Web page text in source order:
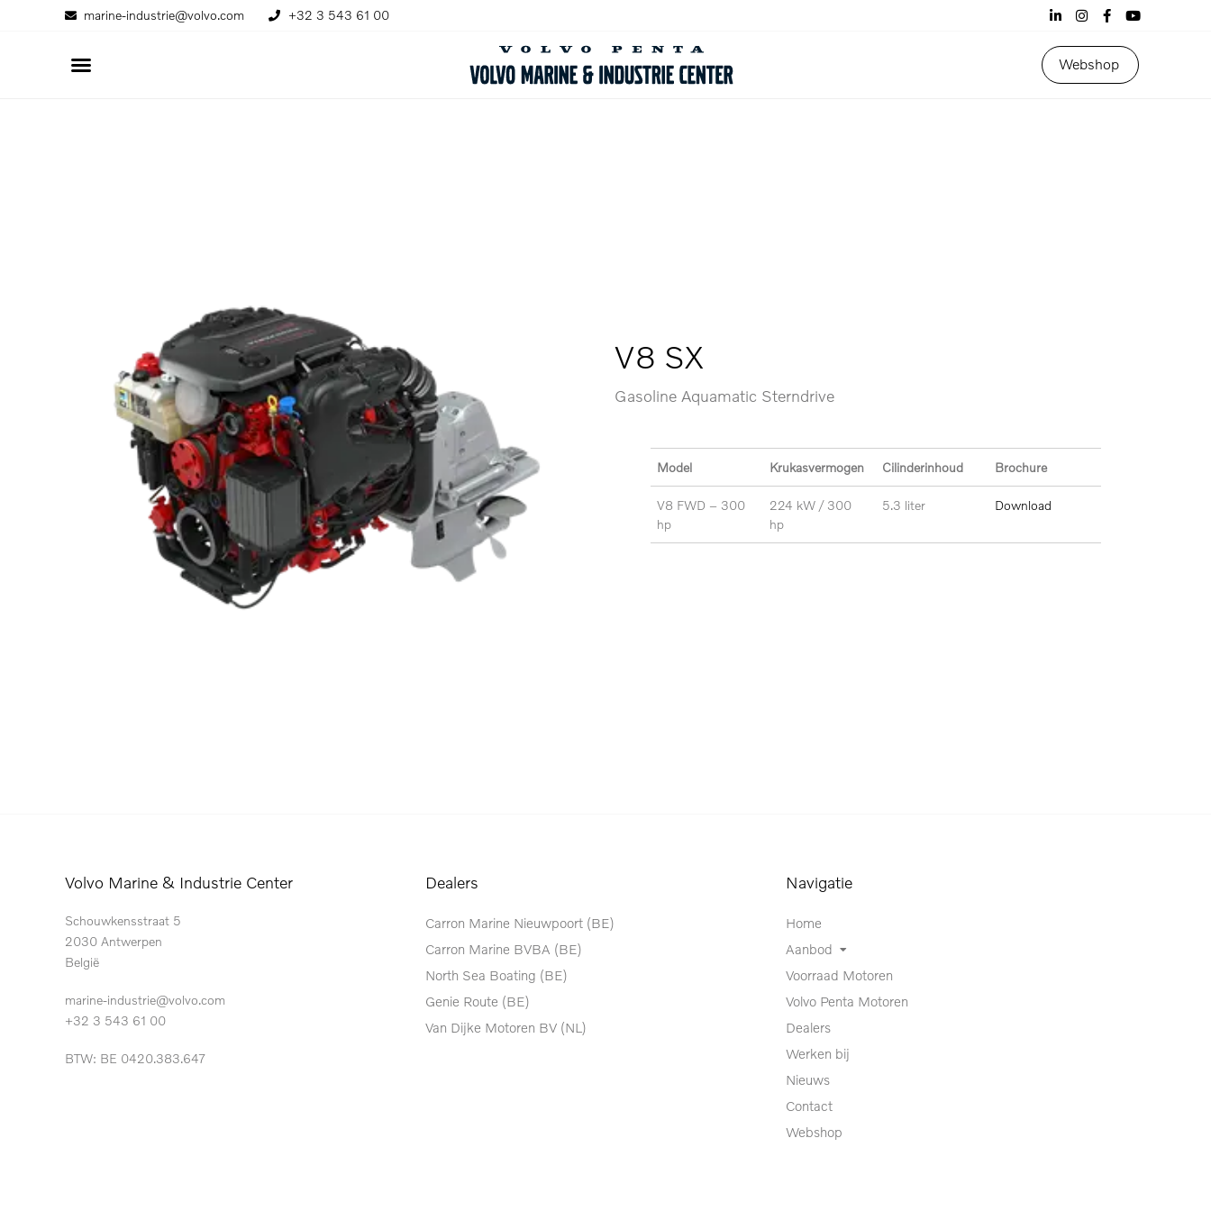
marine-industrie@volvo.com +32 3 543 61 00
Webshop
V8 SX
Gasoline Aquamatic Sterndrive
Model Krukasvermogen Cilinderinhoud Brochure
V8 FWD – 300
hp
224 kW / 300
hp
5.3 liter Download
Volvo Marine & Industrie Center
Schouwkensstraat 5
2030 Antwerpen
België
marine-industrie@volvo.com
+32 3 543 61 00
BTW: BE 0420.383.647
Dealers
Carron Marine Nieuwpoort (BE)
Carron Marine BVBA (BE)
North Sea Boating (BE)
Genie Route (BE)
Van Dijke Motoren BV (NL)
Navigatie
Home
Aanbod
Voorraad Motoren
Volvo Penta Motoren
Dealers
Werken bij
Nieuws
Contact
Webshop